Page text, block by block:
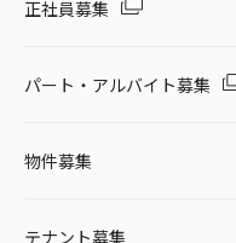
正社員募集
パート・アルバイト募集
物件募集
テナント募集